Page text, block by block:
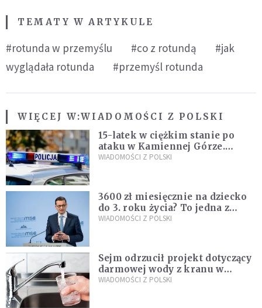
TEMATY W ARTYKULE
#rotunda w przemyślu #co z rotundą
#jak
wyglądała rotunda
#przemyśl rotunda
WIĘCEJ W:WIADOMOŚCI Z POLSKI
15-latek w ciężkim stanie po
ataku w Kamiennej Górze.
Policja zatrzymała dwóch
WIADOMOŚCI Z POLSKI
3600 zł miesięcznie na dziecko
do 3. roku życia? To jedna z
propozycji programu "Rozwój
WIADOMOŚCI Z POLSKI
Sejm odrzucił projekt dotyczący
darmowej wody z kranu w
restauracjach
WIADOMOŚCI Z POLSKI